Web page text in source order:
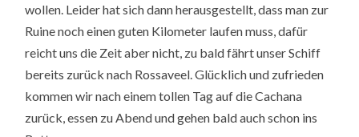
wollen. Leider hat sich dann herausgestellt, dass man zur
Ruine noch einen guten Kilometer laufen muss, dafür
reicht uns die Zeit aber nicht, zu bald fährt unser Schiff
bereits zurück nach Rossaveel. Glücklich und zufrieden
kommen wir nach einem tollen Tag auf die Cachana
zurück, essen zu Abend und gehen bald auch schon ins